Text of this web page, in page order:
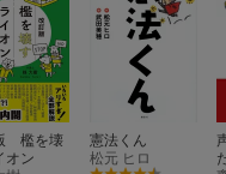
檻を壊
オン
憲法くん
松元 ヒロ